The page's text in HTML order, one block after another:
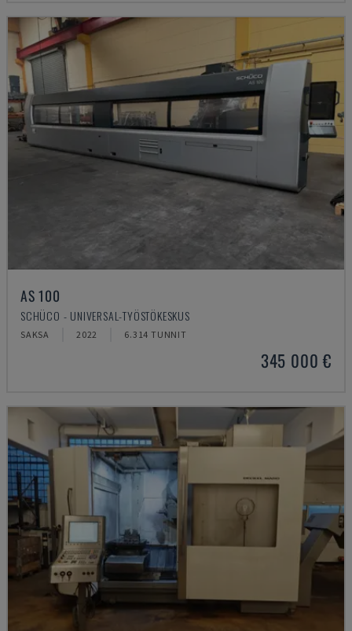
AS 100
SCHÜCO - UNIVERSAL-TYÖSTÖKESKUS
SAKSA 2022 6.314 TUNNIT
345 000 €